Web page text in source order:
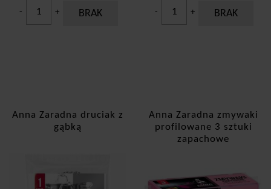
- + BRAK - + BRAK
Anna Zaradna druciak z
gąbką
Anna Zaradna zmywaki
profilowane 3 sztuki
zapachowe